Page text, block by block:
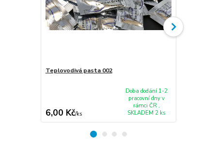
Teplovodivá pasta 002
6,00 Kč/ks
Doba dodání 1-2
pracovní dny v
rámci ČR ,
SKLADEM 2 ks